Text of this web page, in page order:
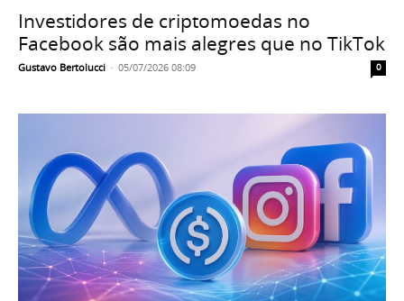
Investidores de criptomoedas no
Facebook são mais alegres que no TikTok
Gustavo Bertolucci - 05/07/2026 08:09 0